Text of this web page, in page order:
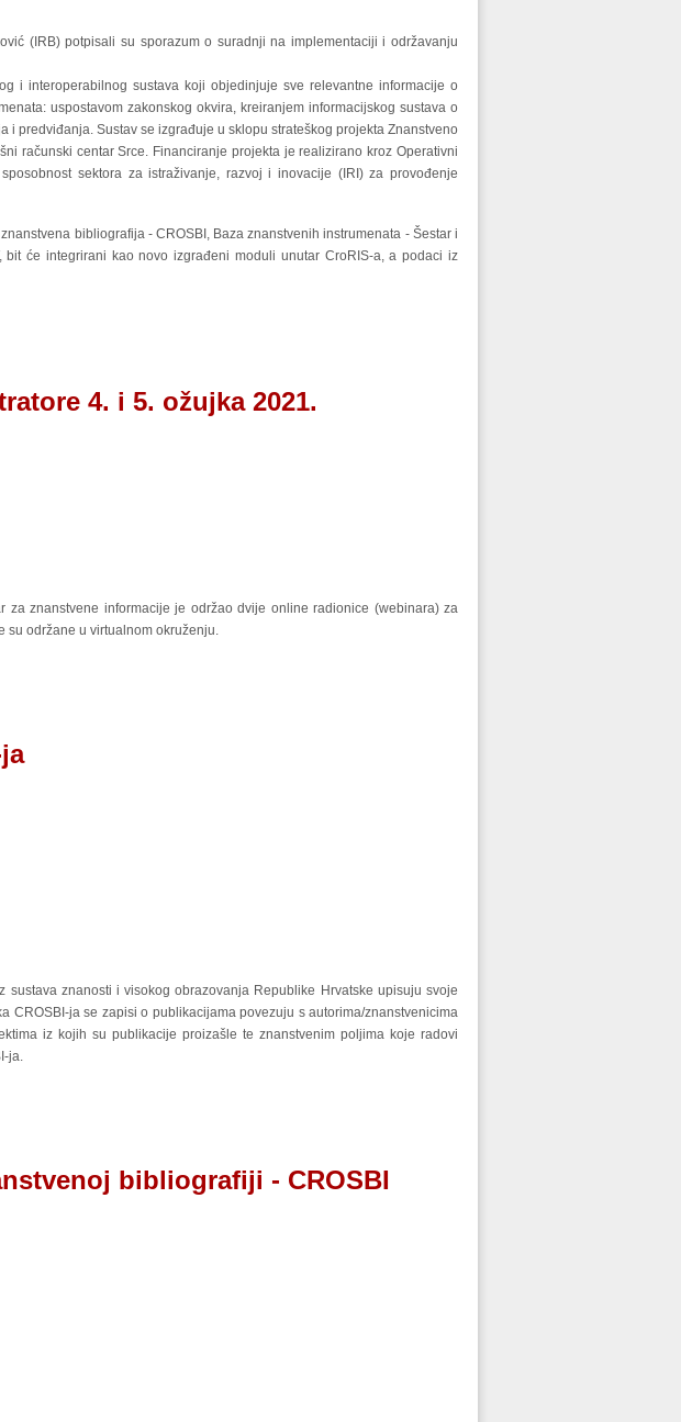
(IRB) potpisali su sporazum o suradnji na implementaciji i održavanju
i interoperabilnog sustava koji objedinjuje sve relevantne informacije o
uspostavom zakonskog okvira, kreiranjem informacijskog sustava o
predviđanja. Sustav se izgrađuje u sklopu strateškog projekta Znanstveno
računski centar Srce. Financiranje projekta je realizirano kroz Operativni
sektora za istraživanje, razvoj i inovacije (IRI) za provođenje
bibliografija - CROSBI, Baza znanstvenih instrumenata - Šestar i
će integrirani kao novo izgrađeni moduli unutar CroRIS-a, a podaci iz
4. i 5. ožujka 2021.
znanstvene informacije je održao dvije online radionice (webinara) za
su održane u virtualnom okruženju.
znanosti i visokog obrazovanja Republike Hrvatske upisuju svoje
CROSBI-ja se zapisi o publikacijama povezuju s autorima/znanstvenicima
iz kojih su publikacije proizašle te znanstvenim poljima koje radovi
ja.
bibliografiji - CROSBI